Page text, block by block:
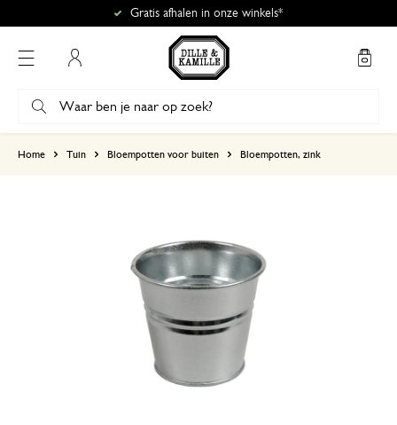
Gratis afhalen in onze winkels*
Home Tuin Bloempotten voor buiten Bloempotten, zink